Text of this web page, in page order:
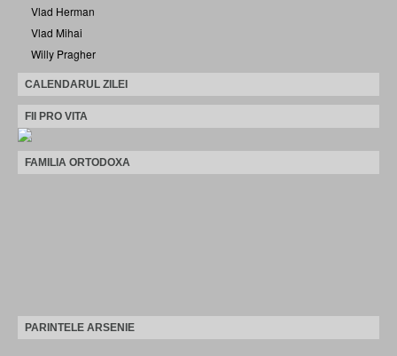
Vlad Herman
Vlad Mihai
Willy Pragher
CALENDARUL ZILEI
FII PRO VITA
FAMILIA ORTODOXA
PARINTELE ARSENIE